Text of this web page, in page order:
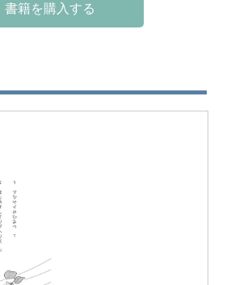
書籍を購入する